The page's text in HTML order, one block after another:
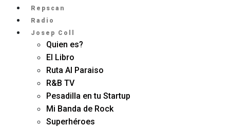
Repscan
Radio
Josep Coll
Quien es?
El Libro
Ruta Al Paraiso
R&B TV
Pesadilla en tu Startup
Mi Banda de Rock
Superhéroes